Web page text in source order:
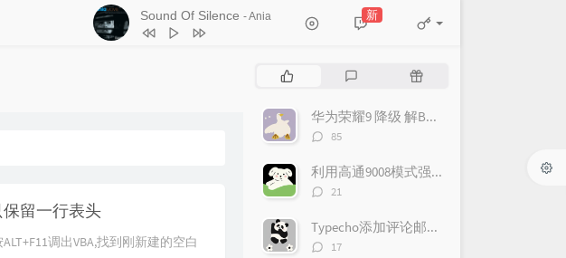
Sound Of Silence - Ania
2 关于孤独我想说的话 隔壁老樊
浜崎あゆみ
Hello Nico
隔壁老樊
新
保留一行表头
调出VBA,找到刚新建的空白
文
评
随
文华为荣耀9 降级 解BL锁 root完美教程
评
数：
85
利用高通9008模式强制清除手机账户锁屏幕锁
评
数：
21
Typecho添加评论邮件提醒（CommentToMail）
评
17